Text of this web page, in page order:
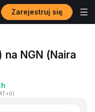
Zarejestruj się
na NGN (Naira
)